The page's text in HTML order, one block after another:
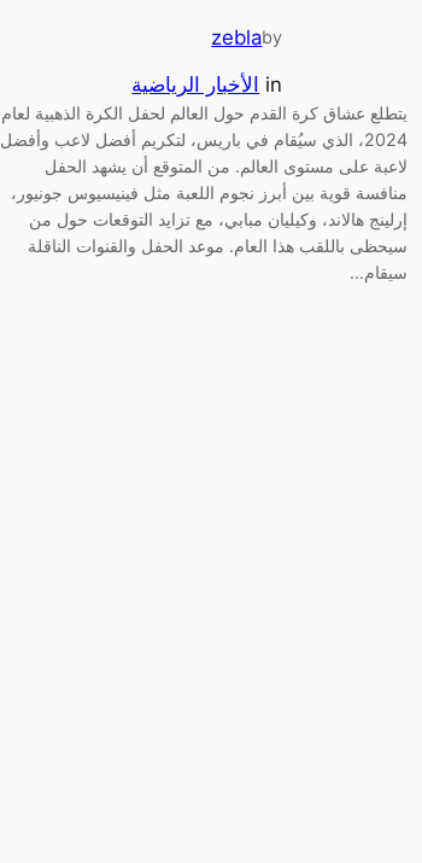
by
zebla
in الأخبار الرياضية
يتطلع عشاق كرة القدم حول العالم لحفل الكرة الذهبية لعام
2024، الذي سيُقام في باريس، لتكريم أفضل لاعب وأفضل
لاعبة على مستوى العالم. من المتوقع أن يشهد الحفل
منافسة قوية بين أبرز نجوم اللعبة مثل فينيسيوس جونيور،
إرلينج هالاند، وكيليان مبابي، مع تزايد التوقعات حول من
سيحظى باللقب هذا العام. موعد الحفل والقنوات الناقلة
سيقام…